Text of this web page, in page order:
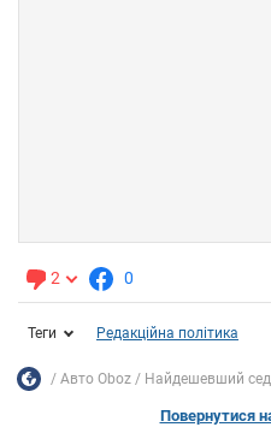
2 0
Теги Редакційна політика
Авто Oboz Найдешевший
Повернутися